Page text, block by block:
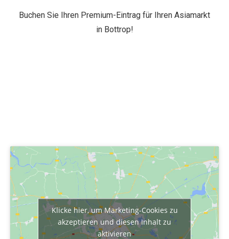
Buchen Sie Ihren Premium-Eintrag für Ihren Asiamarkt
in Bottrop!
Klicke hier, um Marketing-Cookies zu
akzeptieren und diesen Inhalt zu
aktivieren